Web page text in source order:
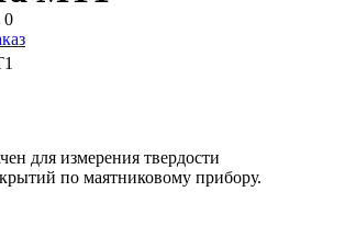
0
для измерения твердости
по маятниковому прибору.